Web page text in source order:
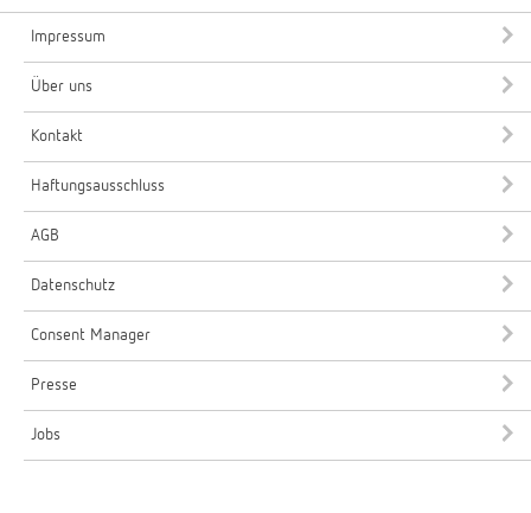
Impressum
Über uns
Kontakt
Haftungsausschluss
AGB
Datenschutz
Consent Manager
Presse
Jobs